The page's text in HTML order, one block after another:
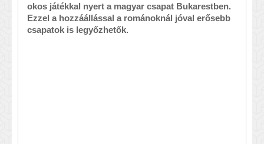
okos játékkal nyert a magyar csapat Bukarestben.
Ezzel a hozzáállással a románoknál jóval erősebb
csapatok is legyőzhetők.